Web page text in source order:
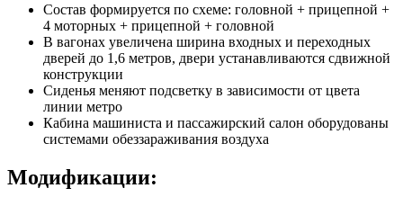
Состав формируется по схеме: головной + прицепной +
4 моторных + прицепной + головной
В вагонах увеличена ширина входных и переходных
дверей до 1,6 метров, двери устанавливаются сдвижной
конструкции
Сиденья меняют подсветку в зависимости от цвета
линии метро
Кабина машиниста и пассажирский салон оборудованы
системами обеззараживания воздуха
Модификации: